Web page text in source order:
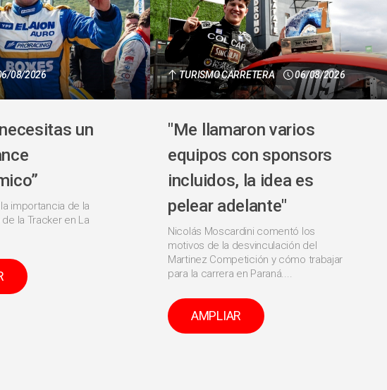
08/2026
un
importancia de la
la Tracker en La
TURISMO CARRETERA 06/08/2026
"Me llamaron varios
equipos con sponsors
incluidos, la idea es
pelear adelante"
Nicolás Moscardini comentó los
motivos de la desvinculación del
Martinez Competición y cómo trabajar
para la carrera en Paraná....
AMPLIAR